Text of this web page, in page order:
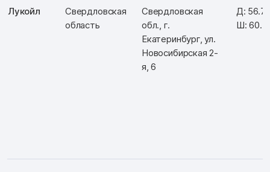
Лукойл
Свердловская
область
Свердловская
обл., г.
Екатеринбург, ул.
Новосибирская 2-
я, 6
Д:
Ш: